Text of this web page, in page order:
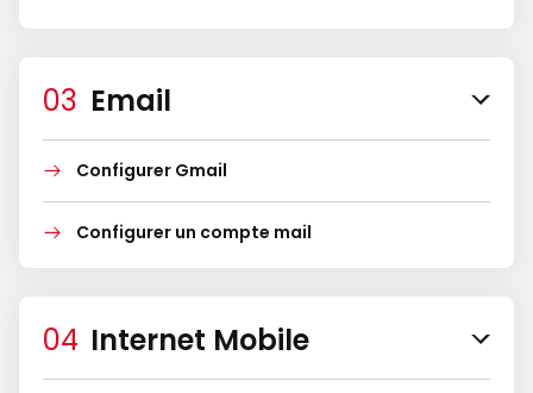
Email
Configurer Gmail
Configurer un compte mail
Internet Mobile